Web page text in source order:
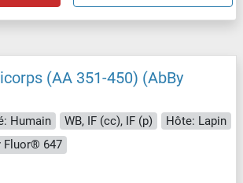
(AA 351-450) (AbBy
Humain WB, IF (cc), IF (p)
Hôte: Lapin
Fluor® 647